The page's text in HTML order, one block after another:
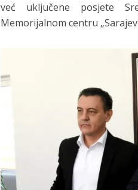
već uključene posjete
Memorijalnom centru